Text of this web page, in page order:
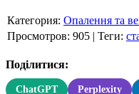
Категория: Опалення та
Просмотров: 905 | Теги:
Поділитися:
ChatGPT Perplexity